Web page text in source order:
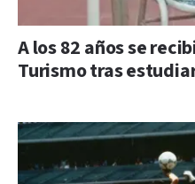
A los 82 años se
Turismo tras